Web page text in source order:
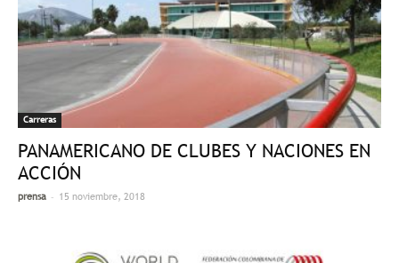
Carreras
PANAMERICANO DE CLUBES Y NACIONES EN
ACCIÓN
prensa - 15 noviembre, 2018